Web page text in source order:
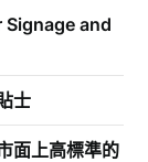
and
士
面上高標準的